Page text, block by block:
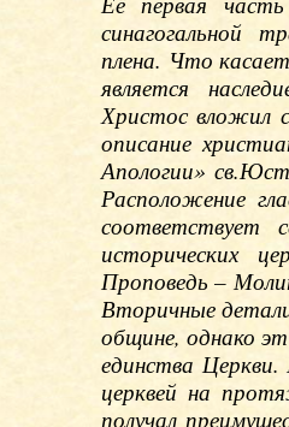
синагогальной
плена. Что
является
Христос вложил
описание
Апологии»
Расположение
соответствует
исторических
Проповедь –
Вторичные
общине, однако
единства
церквей на
получал